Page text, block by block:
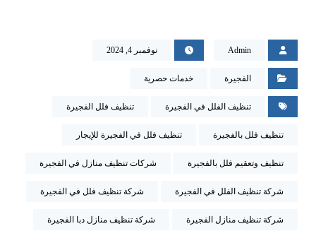
Admin نوفمبر 4, 2024
الفجيرة خدمات حصرية
تنظيف الفلل في الفجيرة تنظيف فلل الفجيرة
تنظيف فلل بالفجيرة تنظيف فلل في الفجيرة للإيجار
تنظيف وتعقيم فلل بالفجيرة شركات تنظيف منازل في الفجيرة
شركة تنظيف الفلل في الفجيرة شركة تنظيف فلل في الفجيرة
شركة تنظيف منازل الفجيرة شركة تنظيف منازل دبا الفجيرة